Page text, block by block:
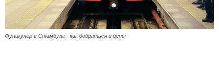
Фуникулер в Стамбуле - как добраться и цены